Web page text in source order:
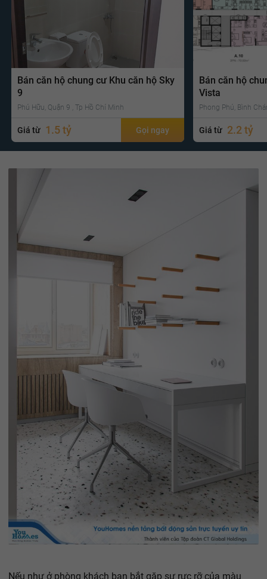
Bán căn hộ chung cư Khu căn hộ Sky
9
Phú Hữu, Quận 9 , Tp Hồ Chí Minh
Giá từ 1.5 tỷ Gọi ngay
Bán căn hộ
Vista
Phong Phú, Bình
Giá từ 2.2 tỷ
Nếu như ở phòng khách bạn bắt gặp sự rực rỡ của màu